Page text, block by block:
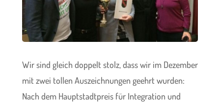
Wir sind gleich doppelt stolz, dass wir im Dezember
mit zwei tollen Auszeichnungen geehrt wurden:
Nach dem Hauptstadtpreis für Integration und